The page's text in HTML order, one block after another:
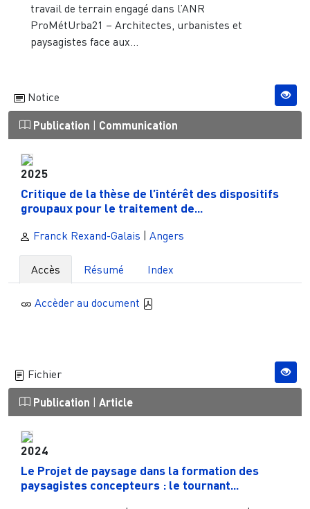
travail de terrain engagé dans l’ANR
ProMétUrba21 – Architectes, urbanistes et
paysagistes face aux...
Notice
Publication | Communication
2025
Critique de la thèse de l’intérêt des dispositifs
groupaux pour le traitement de...
Franck Rexand-Galais Angers
Accès Résumé Index
Accèder au document
Fichier
Publication | Article
2024
Le Projet de paysage dans la formation des
paysagistes concepteurs : le tournant...